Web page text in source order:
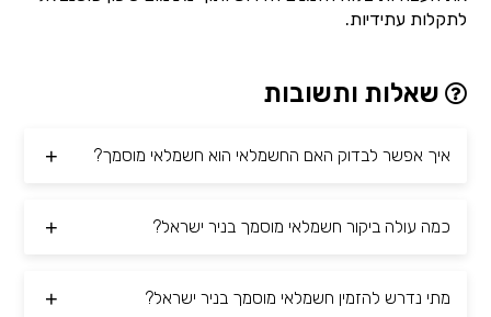
לתקלות עתידיות.
שאלות ותשובות
איך אפשר לבדוק האם החשמלאי הוא חשמלאי מוסמך?
כמה עולה ביקור חשמלאי מוסמך בניר ישראל?
מתי נדרש להזמין חשמלאי מוסמך בניר ישראל?